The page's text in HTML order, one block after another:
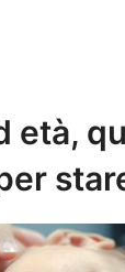
età,